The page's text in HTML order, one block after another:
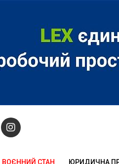
ВОЄННИЙ СТАН ЮРИДИЧНА